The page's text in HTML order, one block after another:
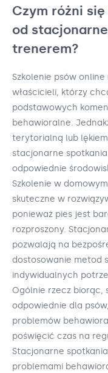
Czym różni
od
trenerem?
Szkolenie psów
właścicieli, którzy
podstawowych
behawioralne.
terytorialną lub
stacjonarne
odpowiednie
Szkolenie w
skuteczne w
ponieważ pies jest
rozproszony.
pozwalają na
dostosowanie metod
indywidualnych
Ogólnie rzecz biorąc,
odpowiednie dla
problemów
poświęcić czas na
Stacjonarne
problemami